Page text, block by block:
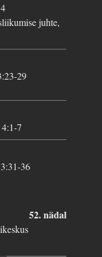
juhte,
29
7
36
52. nädal